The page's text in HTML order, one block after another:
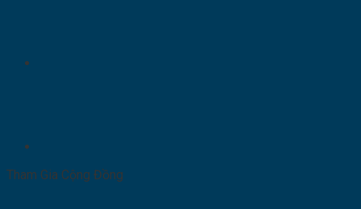
Tham Gia Cộng Đồng